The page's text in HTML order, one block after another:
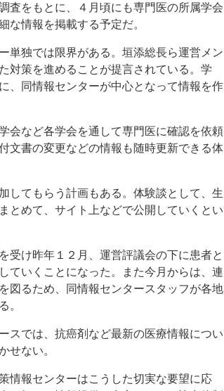
をもとに、４月頃にも専門医の所属学会
な情報を掲載する予定だ。
独では限界がある。垣添総長ら運営メン
対策を進めることが提言されている。学
、同情報センターが中心となって情報を作
会など各学会を通して専門医に確認を依頼
文書の変更などの情報も随時更新できる体
てもらう計画もある。体験談として、生
とめて、サイト上などで公開していくとい
け昨年１２月、運営評議会の下に患者と
ていくことになった。また今月からは、連
図るため、同情報センタースタッフが各地
。
では、抗癌剤など最新の医療情報につい
せない。
情報センターはこうした切実な要望に応